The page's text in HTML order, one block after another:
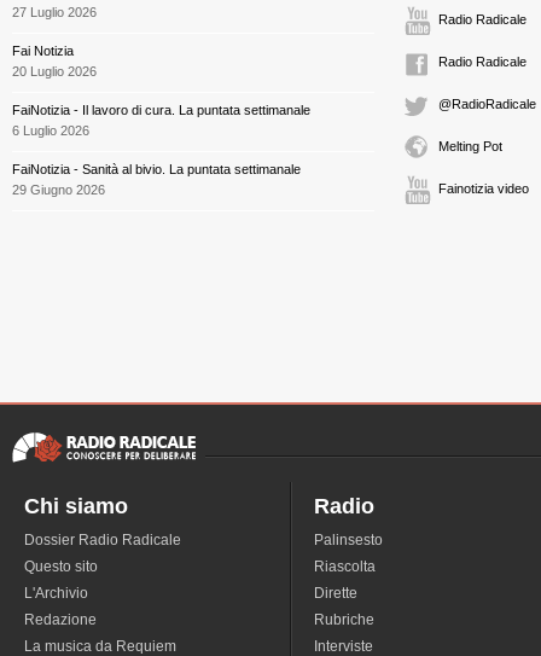
27 Luglio 2026
Fai Notizia
20 Luglio 2026
FaiNotizia - Il lavoro di cura. La puntata settimanale
6 Luglio 2026
FaiNotizia - Sanità al bivio. La puntata settimanale
29 Giugno 2026
Radio Radicale
Radio Radicale
@RadioRadicale
Melting Pot
Fainotizia video
Chi siamo
Dossier Radio Radicale
Questo sito
L'Archivio
Redazione
La musica da Requiem
Radio
Palinsesto
Riascolta
Dirette
Rubriche
Interviste